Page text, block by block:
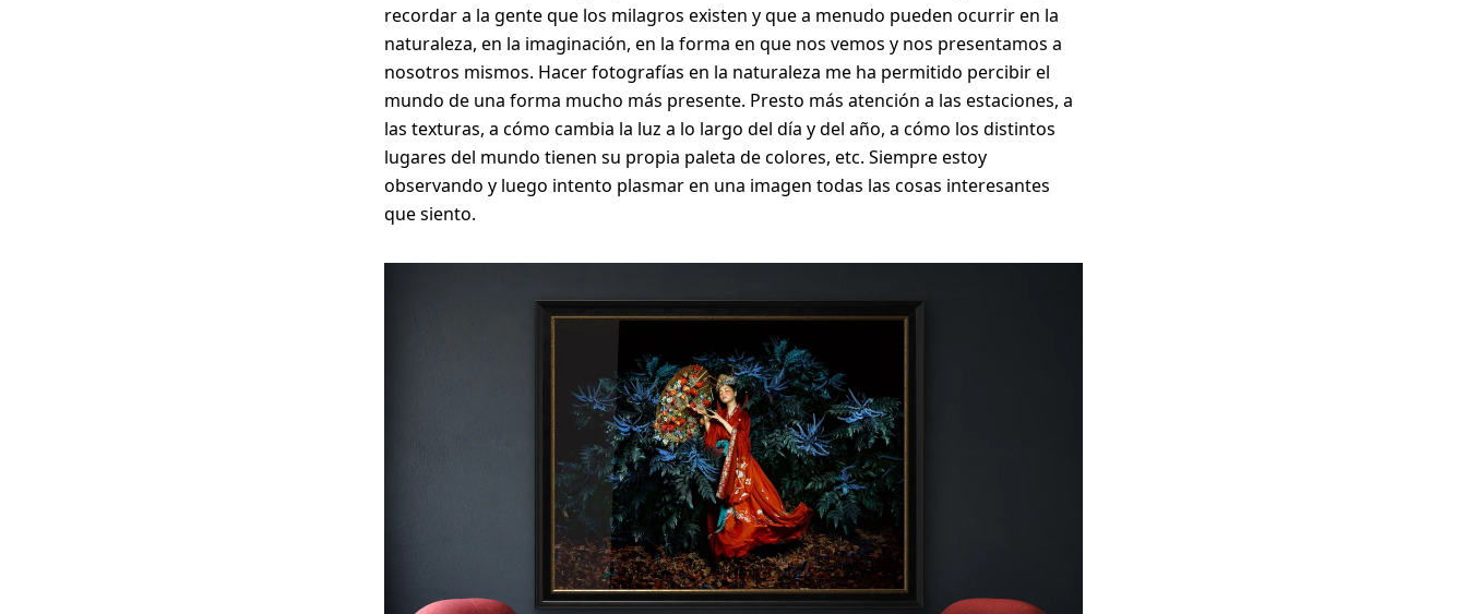
recordar a la gente que los milagros existen y que a menudo pueden ocurrir en la
naturaleza, en la imaginación, en la forma en que nos vemos y nos presentamos a
nosotros mismos. Hacer fotografías en la naturaleza me ha permitido percibir el
mundo de una forma mucho más presente. Presto más atención a las estaciones, a
las texturas, a cómo cambia la luz a lo largo del día y del año, a cómo los distintos
lugares del mundo tienen su propia paleta de colores, etc. Siempre estoy
observando y luego intento plasmar en una imagen todas las cosas interesantes
que siento.